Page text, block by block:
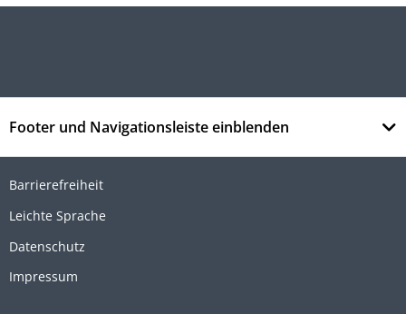
Footer und Navigationsleiste einblenden
Barrierefreiheit
Leichte Sprache
Datenschutz
Impressum